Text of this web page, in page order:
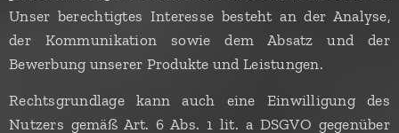
Unser berechtigtes Interesse besteht an der Analyse,
der Kommunikation sowie dem Absatz und der
Bewerbung unserer Produkte und Leistungen.
Rechtsgrundlage kann auch eine Einwilligung des
Nutzers gemäß Art. 6 Abs. 1 lit. a DSGVO gegenüber